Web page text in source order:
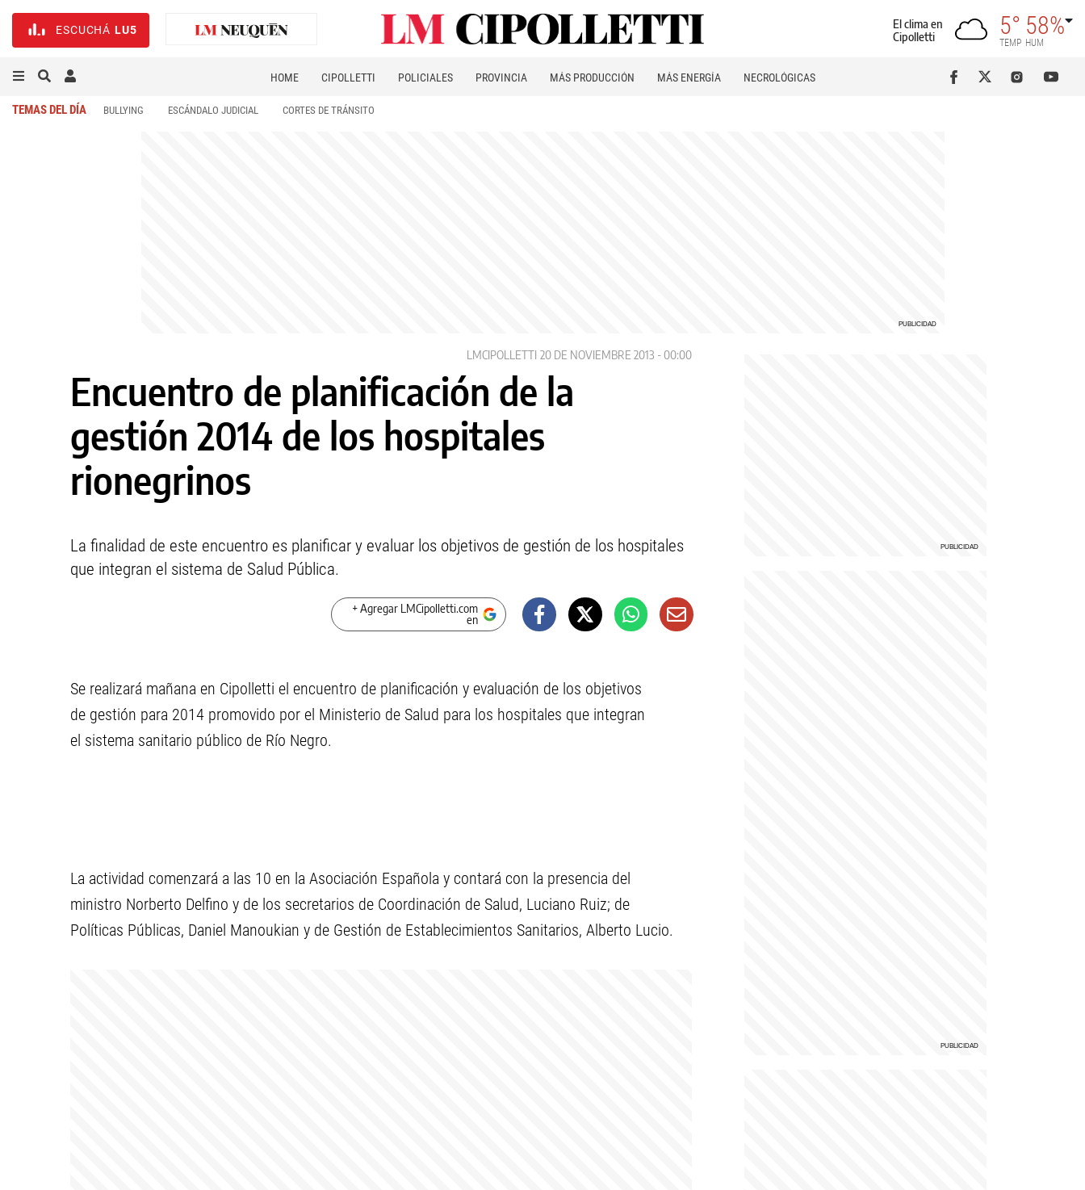
ESCUCHÁ LU5
El clima en
Cipolletti
5°
TEMP
58%
HUM
HOME CIPOLLETTI POLICIALES PROVINCIA MÁS PRODUCCIÓN MÁS ENERGÍA NECROLÓGICAS
TEMAS DEL DÍA BULLYING ESCÁNDALO JUDICIAL CORTES DE TRÁNSITO
LMCIPOLLETTI 20 DE NOVIEMBRE 2013 - 00:00
Encuentro de planificación de la
gestión 2014 de los hospitales
rionegrinos
La finalidad de este encuentro es planificar y evaluar los objetivos de gestión de los hospitales
que integran el sistema de Salud Pública.
+ Agregar LMCipolletti.com
en
Se realizará mañana en Cipolletti el encuentro de planificación y evaluación de los objetivos
de gestión para 2014 promovido por el Ministerio de Salud para los hospitales que integran
el sistema sanitario público de Río Negro.
La actividad comenzará a las 10 en la Asociación Española y contará con la presencia del
ministro Norberto Delfino y de los secretarios de Coordinación de Salud, Luciano Ruiz; de
Políticas Públicas, Daniel Manoukian y de Gestión de Establecimientos Sanitarios, Alberto Lucio.